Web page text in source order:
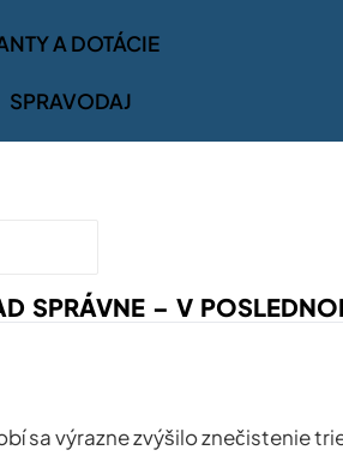
A DOTÁCIE
SPRAVODAJ
SPRÁVNE – V
sa výrazne zvýšiloznečistenie